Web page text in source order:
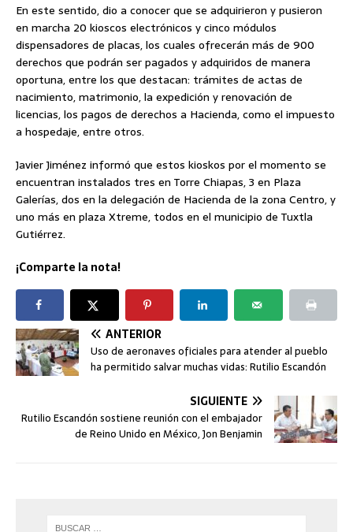
En este sentido, dio a conocer que se adquirieron y pusieron
en marcha 20 kioscos electrónicos y cinco módulos
dispensadores de placas, los cuales ofrecerán más de 900
derechos que podrán ser pagados y adquiridos de manera
oportuna, entre los que destacan: trámites de actas de
nacimiento, matrimonio, la expedición y renovación de
licencias, los pagos de derechos a Hacienda, como el impuesto
a hospedaje, entre otros.
Javier Jiménez informó que estos kioskos por el momento se
encuentran instalados tres en Torre Chiapas, 3 en Plaza
Galerías, dos en la delegación de Hacienda de la zona Centro, y
uno más en plaza Xtreme, todos en el municipio de Tuxtla
Gutiérrez.
¡Comparte la nota!
ANTERIOR
Uso de aeronaves oficiales para atender al pueblo
ha permitido salvar muchas vidas: Rutilio Escandón
SIGUIENTE
Rutilio Escandón sostiene reunión con el embajador
de Reino Unido en México, Jon Benjamin